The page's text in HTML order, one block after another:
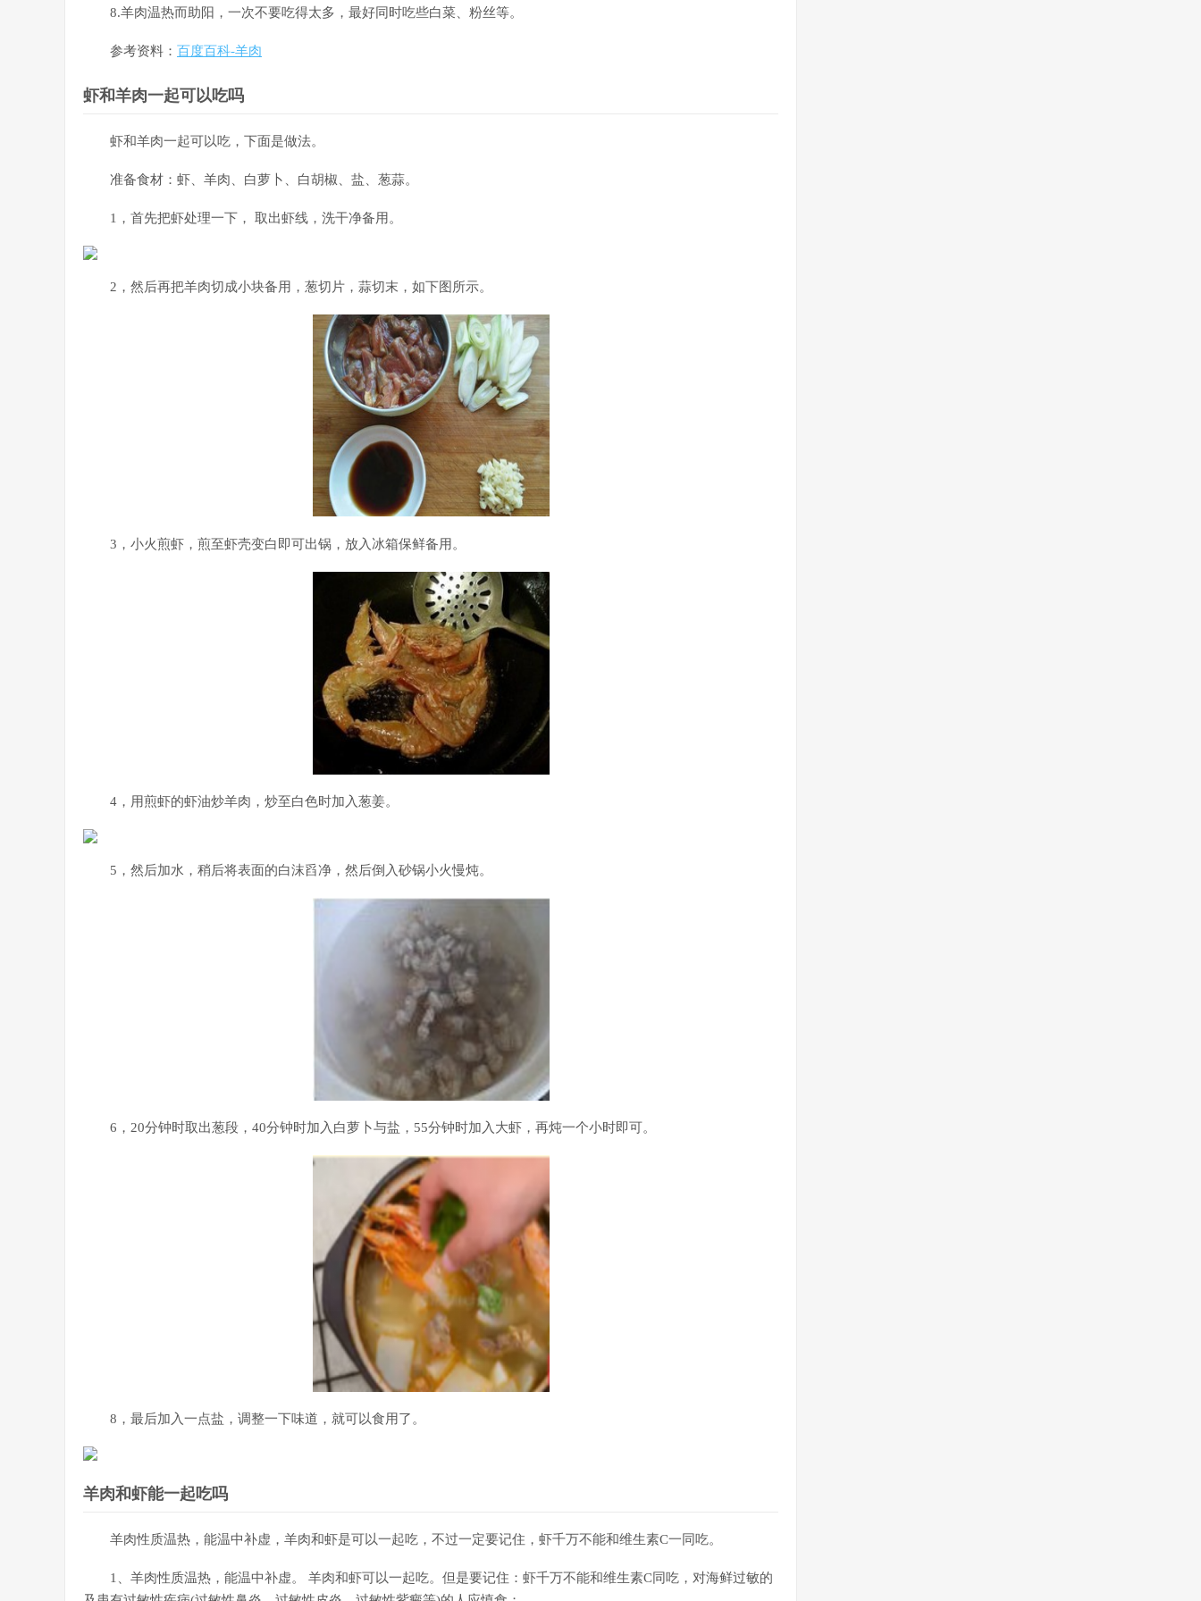
8.羊肉温热而助阳，一次不要吃得太多，最好同时吃些白菜、粉丝等。
参考资料： 百度百科-羊肉
虾和羊肉一起可以吃吗
虾和羊肉一起可以吃，下面是做法。
准备食材：虾、羊肉、白萝卜、白胡椒、盐、葱蒜。
1，首先把虾处理一下， 取出虾线，洗干净备用。
2，然后再把羊肉切成小块备用，葱切片，蒜切末，如下图所示。
3，小火煎虾，煎至虾壳变白即可出锅，放入冰箱保鲜备用。
4，用煎虾的虾油炒羊肉，炒至白色时加入葱姜。
5，然后加水，稍后将表面的白沫舀净，然后倒入砂锅小火慢炖。
6，20分钟时取出葱段，40分钟时加入白萝卜与盐，55分钟时加入大虾，再炖一个小时即可。
8，最后加入一点盐，调整一下味道，就可以食用了。
羊肉和虾能一起吃吗
羊肉性质温热，能温中补虚，羊肉和虾是可以一起吃，不过一定要记住，虾千万不能和维生素C一同吃。
1、羊肉性质温热，能温中补虚。 羊肉和虾可以一起吃。但是要记住：虾千万不能和维生素C同吃，对海鲜过敏的